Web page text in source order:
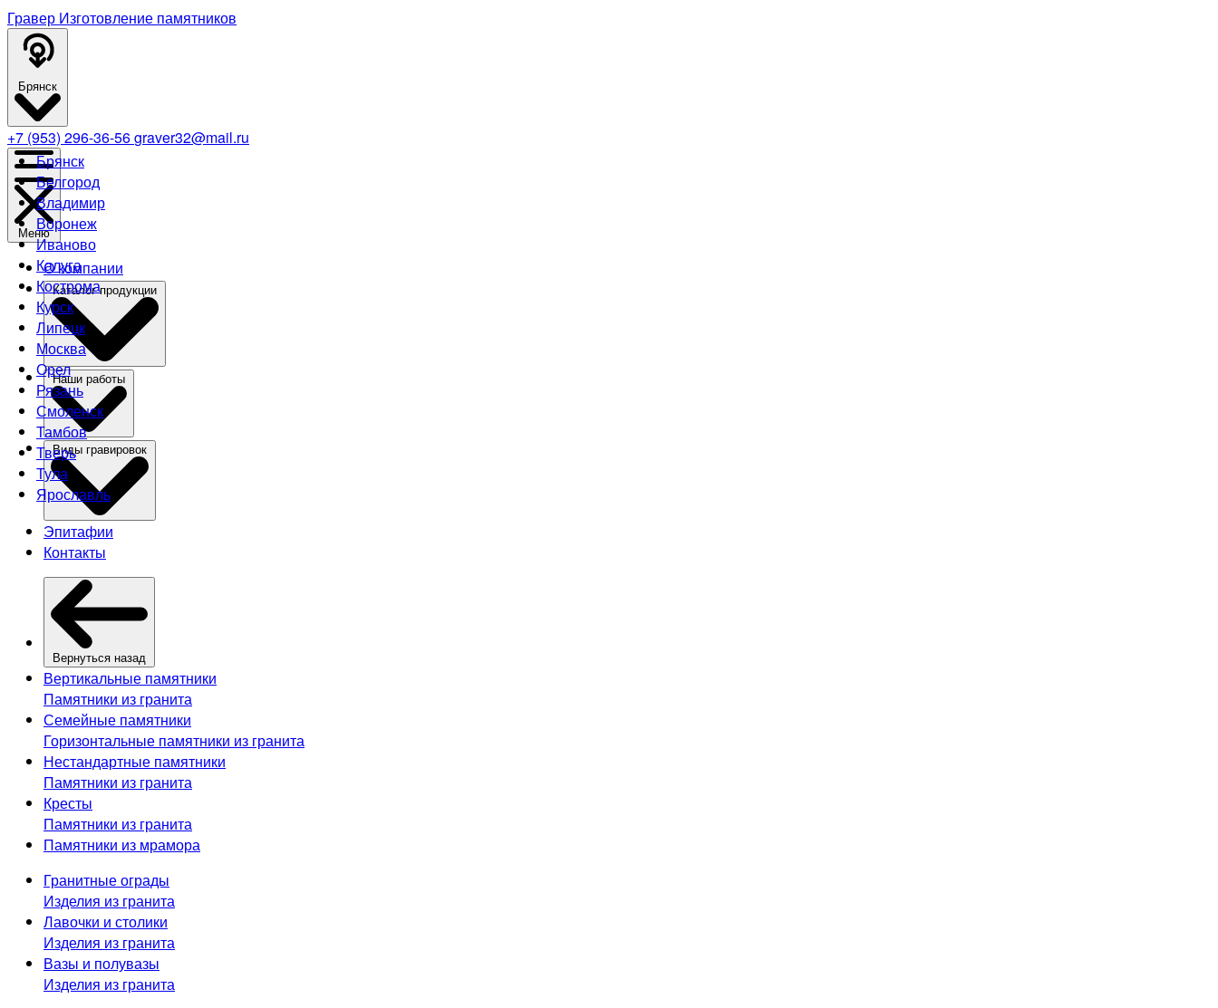
Гравер Изготовление памятников
Брянск
Брянск
Белгород
Владимир
Воронеж
Иваново
Калуга
Кострома
Курск
Липецк
Москва
Орел
Рязань
Смоленск
Тамбов
Тверь
Тула
Ярославль
+7 (953) 296-36-56graver32@mail.ru
Меню
О компании
Эпитафии
Контакты
Вернуться назад
Вертикальные памятники
Памятники из гранита
Семейные памятники
Горизонтальные памятники из гранита
Нестандартные памятники
Памятники из гранита
Кресты
Памятники из гранита
Памятники из мрамора
Гранитные ограды
Изделия из гранита
Лавочки и столики
Изделия из гранита
Вазы и полувазы
Изделия из гранита